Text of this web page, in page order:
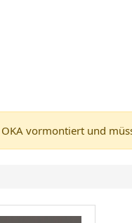
vormontiert und